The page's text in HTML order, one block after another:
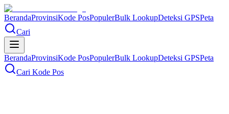
BerandaProvinsiKode PosPopulerBulk LookupDeteksi GPSPeta
Cari
BerandaProvinsiKode PosPopulerBulk LookupDeteksi GPSPeta
Cari Kode Pos